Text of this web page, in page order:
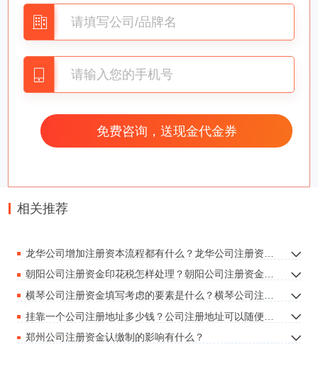
（2）2006年1月1日以后开设的外国投资企业（含
一人有限公司），境外投资者一次性缴纳所有出资
的，理应在企业创立之日起六个月内缴清；分期付
款缴纳的，初次出资额不可小于其认缴出资额出资
额的百分之十五，也不可小于法律规定的申请注册
缴清，其余部分的出资理应在企业创立之日起二年
内缴清。
在企业创立时缴纳所有出资的，从其规定。
朝阳公司注册资本的认缴出资额時间也是相对
的规定，朝阳企业要在规定的時间内进行交纳，必
须留意的是企业要在申请注册前就明确好自身所需
相关推荐
朝阳公司注册资金印花税怎样处理？朝阳公司注册资金印花税如何处理？
郑州公司注册资金认缴制的影响有什么？